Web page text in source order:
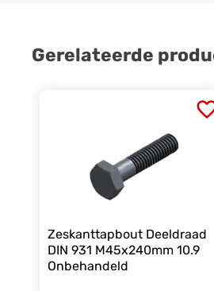
Gerelateerde
Zeskanttapbout Deeldraad
DIN 931 M45x240mm 10.9
Onbehandeld